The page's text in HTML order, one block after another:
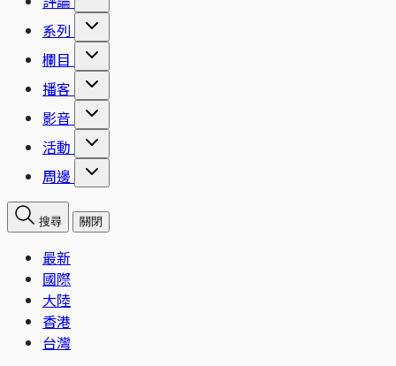
系列
欄目
播客
影音
活動
周邊
搜尋 關閉
最新
國際
大陸
香港
台灣